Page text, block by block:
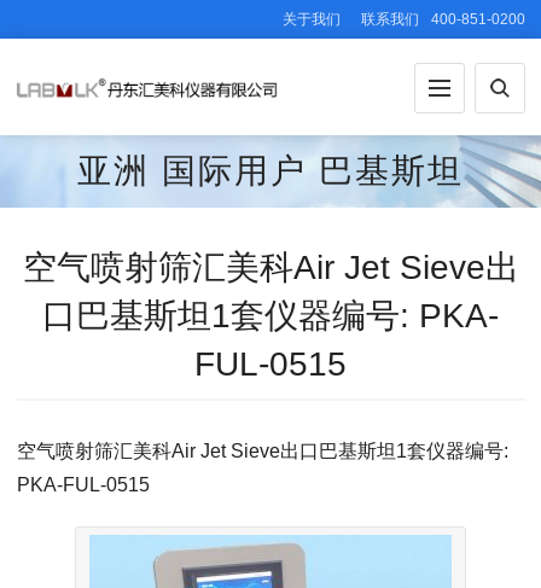
关于我们 联系我们 400-851-0200
亚洲 国际用户 巴基斯坦
空气喷射筛汇美科Air Jet Sieve出
口巴基斯坦1套仪器编号: PKA-
FUL-0515
空气喷射筛汇美科Air Jet Sieve出口巴基斯坦1套仪器编号:
PKA-FUL-0515